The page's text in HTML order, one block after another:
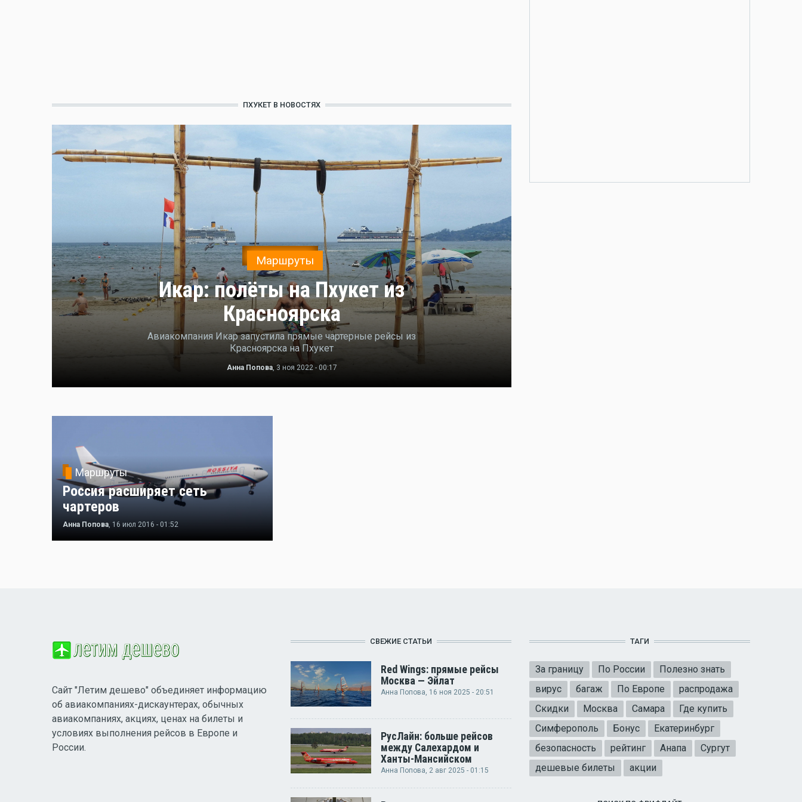
ПХУКЕТ В НОВОСТЯХ
Маршруты
Икар: полёты на Пхукет из
Красноярска
Авиакомпания Икар запустила прямые чартерные рейсы из
Красноярска на Пхукет
Анна Попова, 3 ноя 2022 - 00:17
Маршруты
Россия расширяет сеть
чартеров
Анна Попова, 16 июл 2016 - 01:52
Сайт "Летим дешево" объединяет информацию
об авиакомпаниях-дискаунтерах, обычных
авиакомпаниях, акциях, ценах на билеты и
условиях выполнения рейсов в Европе и
России.
СВЕЖИЕ СТАТЬИ
Red Wings: прямые рейсы
Москва — Эйлат
Анна Попова, 16 ноя 2025 - 20:51
РусЛайн: больше рейсов
между Салехардом и
Ханты-Мансийском
Анна Попова, 2 авг 2025 - 01:15
ТАГИ
За границу По России
Полезно знать
вирус
багаж По Европе
распродажа
Скидки
Москва Самара
Где купить
Симферополь
Бонус
Екатеринбург
безопасность
рейтинг Анапа
Сургут
дешевые билеты
акции